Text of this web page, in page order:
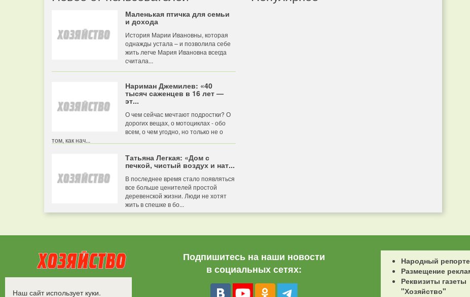
Маленькая птичка для семьи
и дохода
История Марии Ивановны, которая
однажды устала – и позволила себе
жить легче Мария Ивановна всегда
считала...
Нариман Джемилев: «40
тысяч саженцев в 16 лет —
эт...
О чем сейчас мечтают подростки? О
дорогих вещах, о мотоциклах - обо
всем, о чем угодно, но только не о
том, как нач...
Татьяна Легкая: «Дом с
печкой, чистый воздух и нат...
В последнее время стало появляться
все больше ценителей простой
деревенской жизни. Люди не хотят
жить в спешке в бо...
Все права защищены.
Подпишитесь на наши новости
в социальных сетях:
Народный
Размещение
Реквизиты газеты
"Хозяйство"
Наш сайт использует куки.